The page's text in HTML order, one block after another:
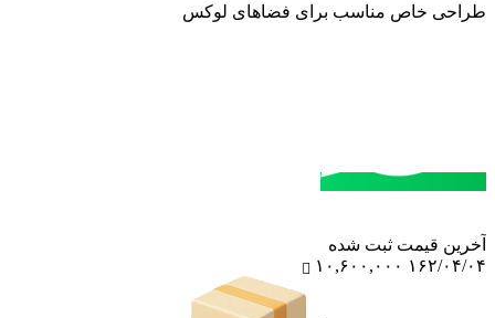
طراحی خاص مناسب برای فضاهای لوکس
آخرین‌ قیمت ثبت‌ شده
۱۶۲/۰۴/۰۴ ۱۰,۶۰۰,۰۰۰